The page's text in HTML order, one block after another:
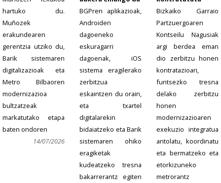
hartuko du.
Muñozek
erakundearen
gerentzia utziko du,
Barik sistemaren
digitalizazioak eta
Metro Bilbaoren
modernizazioa
bultzatzeak
markatutako etapa
baten ondoren
14/07/2026
BGPren aplikazioak,
Androiden
dagoeneko
eskuragarri
dagoenak, iOS
sistema eragilerako
zerbitzua
eskaintzen du orain,
eta txartel
digitalarekin
bidaiatzeko eta Barik
sistemaren ohiko
eragiketak
kudeatzeko tresna
bakarrerantz egiten
Bizkaiko Garraio
Partzuergoaren
Kontseilu Nagusiak
argi berdea eman
dio zerbitzu honen
kontratazioari,
funtsezko tresna
delako zerbitzu
honen
modernizazioaren
exekuzio integratua
antolatu, koordinatu
eta bermatzeko eta
etorkizuneko
metrorantz